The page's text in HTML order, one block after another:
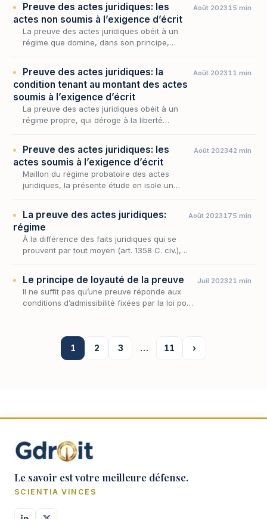
faut-il…
Preuve des actes juridiques: les
actes non soumis à l’exigence d’écrit
La preuve des actes juridiques obéit à un
régime que domine, dans son principe,
jurispruden…
Août 202315 min
Preuve des actes juridiques: la
condition tenant au montant des actes
soumis à l’exigence d’écrit
La preuve des actes juridiques obéit à un
régime propre, qui déroge à la liberté
condition de l'admissi…
Août 202311 min
Preuve des actes juridiques: les
actes soumis à l’exigence d’écrit
Maillon du régime probatoire des actes
juridiques, la présente étude en isole un
preuve pa…
Août 202342 min
La preuve des actes juridiques:
régime
À la différence des faits juridiques qui se
prouvent par tout moyen (art. 1358 C. civ.),
(art. 1359 C.…
Août 2023175 min
Le principe de loyauté de la preuve
Il ne suffit pas qu’une preuve réponde aux
conditions d’admissibilité fixées par la loi pour
Juil 202321 min
1 2 3 … 11 ›
Le savoir est votre meilleure défense.
SCIENTIA VINCES